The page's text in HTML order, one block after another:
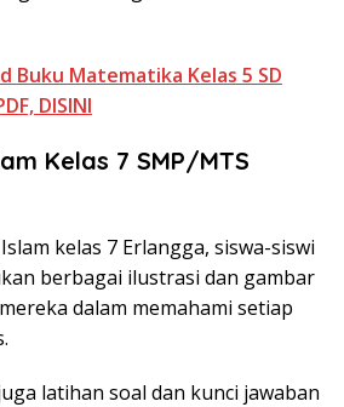
Buku Matematika Kelas 5 SD
DISINI
Kelas 7 SMP/MTS
kelas 7 Erlangga, siswa-siswi
berbagai ilustrasi dan gambar
dalam memahami setiap
latihan soal dan kunci jawaban